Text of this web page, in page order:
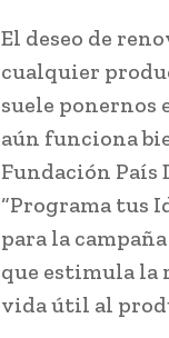
El deseo de
cualquier
suele ponernos
aún funciona
Fundación
“Programa tus
para la
que estimula la
vida útil al